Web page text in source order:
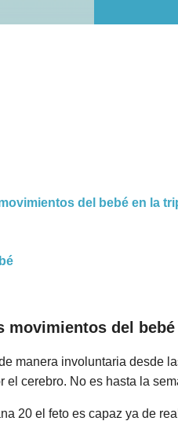
del bebé en la
movimientos del
manera involuntaria desde
el cerebro. No es hasta la
20 el feto es capaz ya de